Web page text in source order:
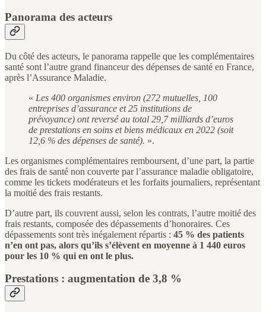
Panorama des acteurs
Du côté des acteurs, le panorama rappelle que les complémentaires
santé sont l’autre grand financeur des dépenses de santé en France,
après l’Assurance Maladie.
« Les 400 organismes environ (272 mutuelles, 100
entreprises d’assurance et 25 institutions de
prévoyance) ont reversé au total 29,7 milliards d’euros
de prestations en soins et biens médicaux en 2022 (soit
12,6 % des dépenses de santé). ».
Les organismes complémentaires remboursent, d’une part, la partie
des frais de santé non couverte par l’assurance maladie obligatoire,
comme les tickets modérateurs et les forfaits journaliers, représentant
la moitié des frais restants.
D’autre part, ils couvrent aussi, selon les contrats, l’autre moitié des
frais restants, composée des dépassements d’honoraires. Ces
dépassements sont très inégalement répartis : 45 % des patients
n’en ont pas, alors qu’ils s’élèvent en moyenne à 1 440 euros
pour les 10 % qui en ont le plus.
Prestations : augmentation de 3,8 %